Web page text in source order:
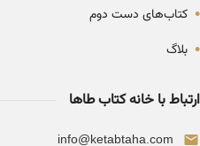
• کتاب‌های دست دوم
• بلاگ
ارتباط با خانه کتاب طاها
info@ketabtaha.com